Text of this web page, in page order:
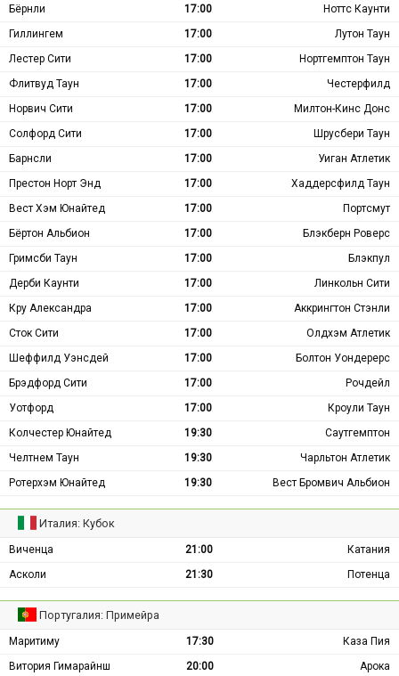
Бёрнли 17:00
Ноттс Каунти
Гиллингем
17:00
Лутон Таун
Лестер Сити
17:00
Нортгемптон Таун
Флитвуд Таун
17:00
Честерфилд
Норвич Сити
17:00
Милтон-Кинс Донс
Солфорд Сити
17:00
Шрусбери Таун
Барнсли
17:00
Уиган Атлетик
Престон Норт Энд
17:00
Хаддерсфилд Таун
Вест Хэм Юнайтед
17:00
Портсмут
Бёртон Альбион
17:00
Блэкберн Роверс
Гримсби Таун
17:00
Блэкпул
Дерби Каунти
17:00
Линкольн Сити
Кру Александра
17:00
Аккрингтон Стэнли
Сток Сити
17:00
Олдхэм Атлетик
Шеффилд Уэнсдей
17:00
Болтон Уондерерс
Брэдфорд Сити
17:00
Рочдейл
Уотфорд
17:00
Кроули Таун
Колчестер Юнайтед
19:30
Саутгемптон
Челтнем Таун
19:30
Чарльтон Атлетик
Ротерхэм Юнайтед
19:30 Вест Бромвич Альбион
Италия: Кубок
Виченца 21:00
Катания
Асколи
21:30 Потенца
Португалия: Примейра
Маритиму 17:30
Каза Пия
Витория Гимарайнш
20:00
Арока